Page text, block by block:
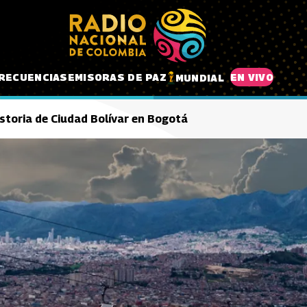
EMISORAS DE PAZ MUNDIAL EN VIVO
de Ciudad Bolívar en Bogotá